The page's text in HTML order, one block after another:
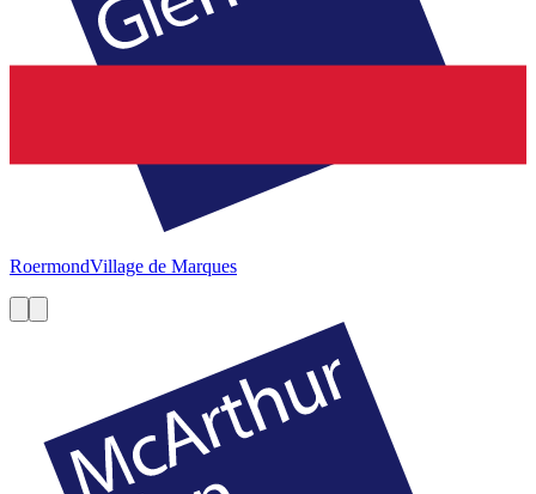
RoermondVillage de Marques